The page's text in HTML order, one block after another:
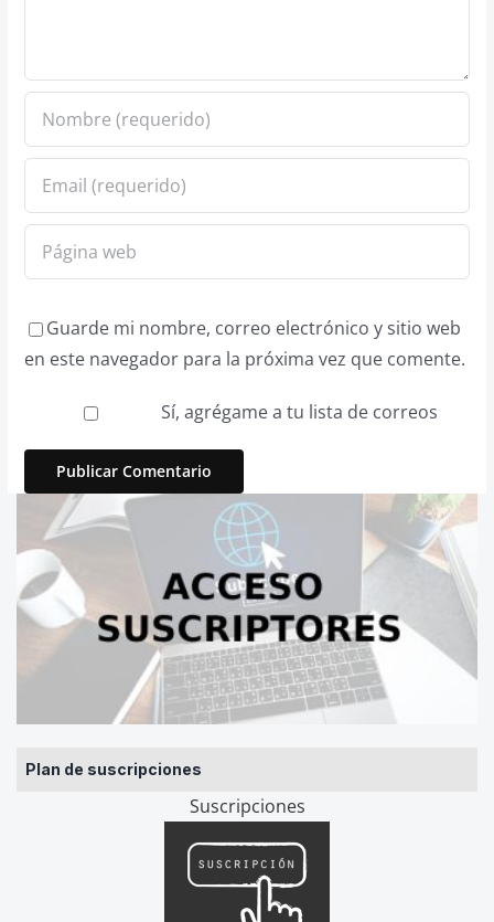
Plan de suscripciones
Suscripciones
Guarde mi nombre, correo electrónico y sitio web
en este navegador para la próxima vez que comente.
Sí, agrégame a tu lista de correos